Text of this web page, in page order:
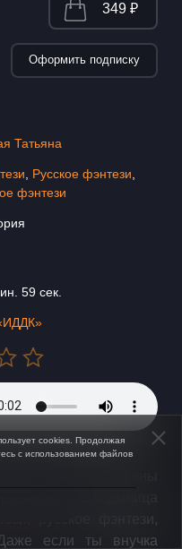
Татьяна
Русское фэнтези
фэнтези
59 сек.
349 ₽
Оформить подписку
русское фэнтези,
если ты внучка
cookies. Продолжая
с использованием файлов